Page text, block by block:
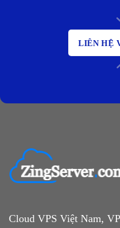
LIÊN HỆ
Cloud VPS Việt Nam,